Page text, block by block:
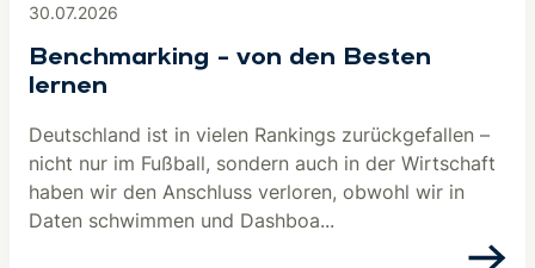
30.07.2026
Benchmarking – von den Besten
lernen
Deutschland ist in vielen Rankings zurückgefallen –
nicht nur im Fußball, sondern auch in der Wirtschaft
haben wir den Anschluss verloren, obwohl wir in
Daten schwimmen und Dashboa...